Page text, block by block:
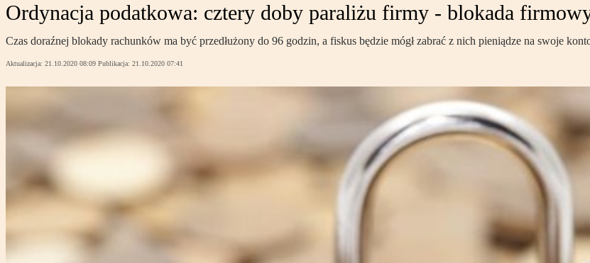
Ordynacja podatkowa: cztery doby paraliżu firmy - blokada
Czas doraźnej blokady rachunków ma być przedłużony do 96 godzin, a fiskus będzie mógł zabrać z nich pieniądze na swoje
Aktualizacja: 21.10.2020 08:09 Publikacja: 21.10.2020 07:41